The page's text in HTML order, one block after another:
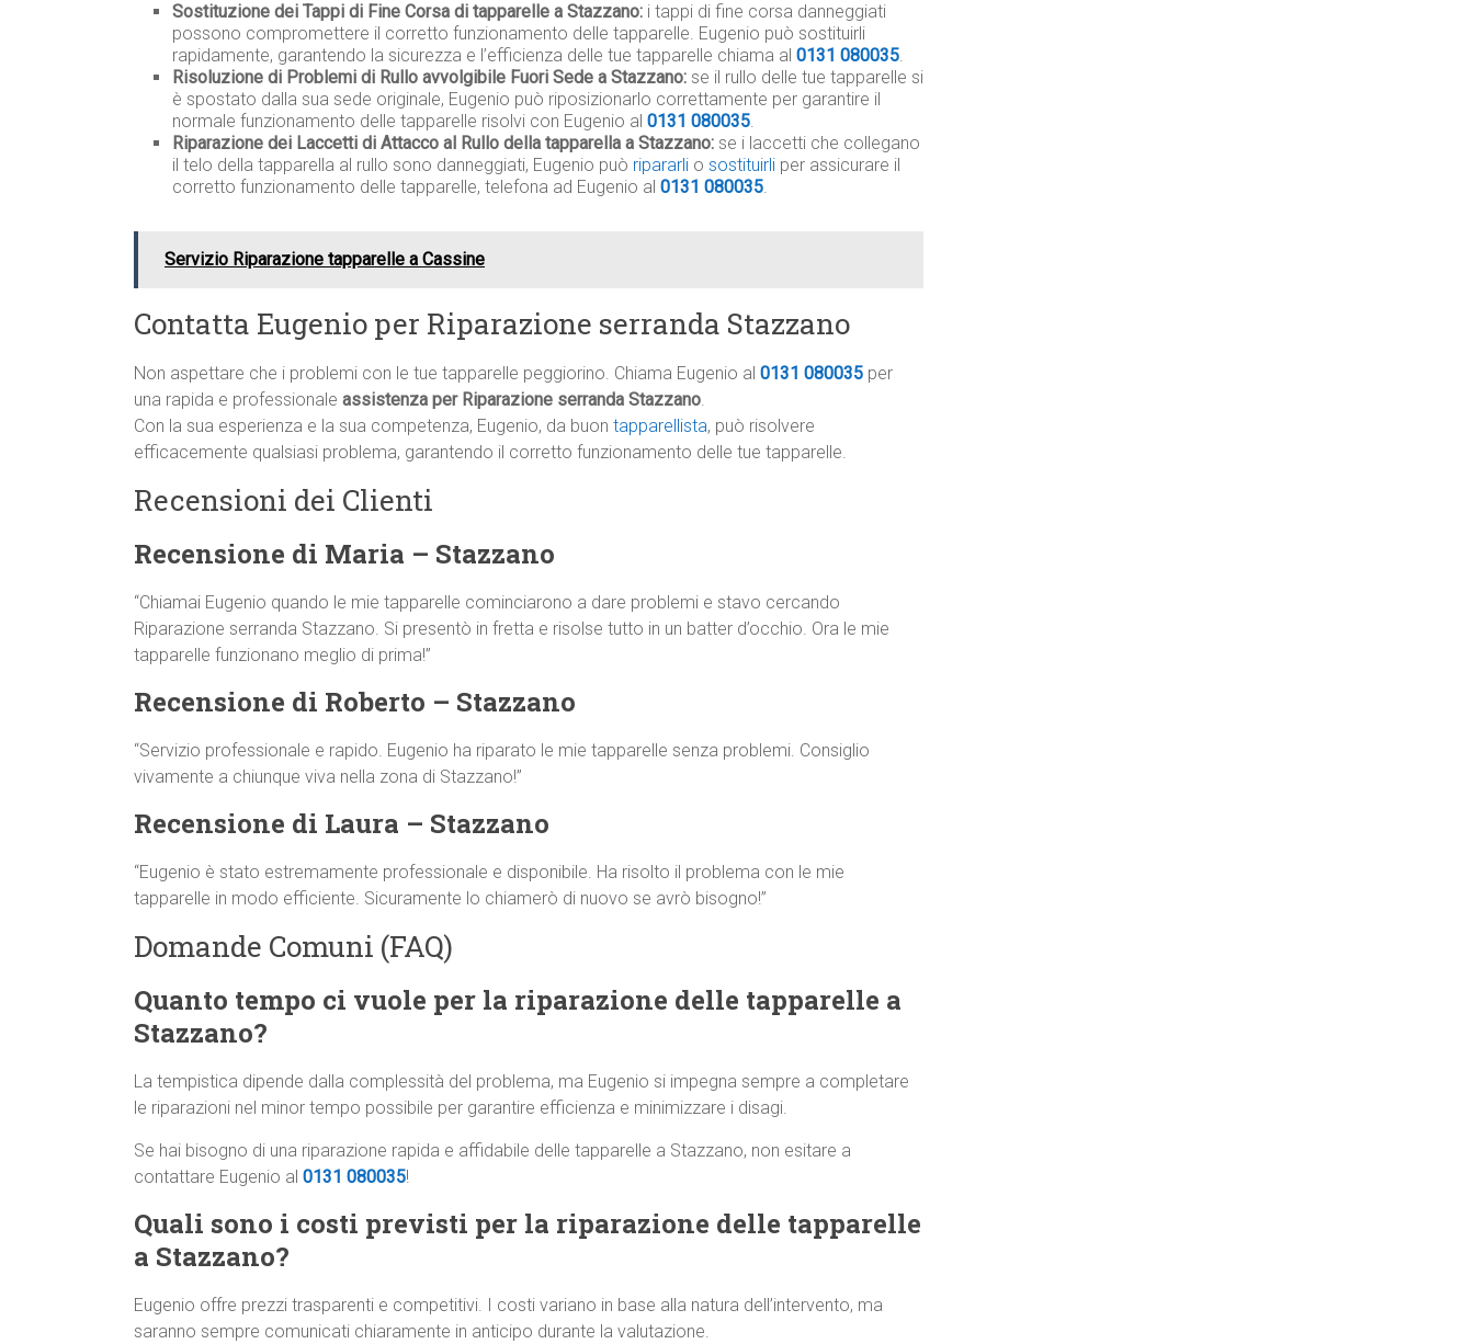
Sostituzione dei Tappi di Fine Corsa di tapparelle a Stazzano: i tappi di fine corsa danneggiati
possono compromettere il corretto funzionamento delle tapparelle. Eugenio può sostituirli
rapidamente, garantendo la sicurezza e l’efficienza delle tue tapparelle chiama al 0131 080035.
Risoluzione di Problemi di Rullo avvolgibile Fuori Sede a Stazzano: se il rullo delle tue tapparelle si
è spostato dalla sua sede originale, Eugenio può riposizionarlo correttamente per garantire il
normale funzionamento delle tapparelle risolvi con Eugenio al 0131 080035.
Riparazione dei Laccetti di Attacco al Rullo della tapparella a Stazzano: se i laccetti che collegano
il telo della tapparella al rullo sono danneggiati, Eugenio può ripararli o sostituirli per assicurare il
corretto funzionamento delle tapparelle, telefona ad Eugenio al 0131 080035.
Servizio Riparazione tapparelle a Cassine
Contatta Eugenio per Riparazione serranda Stazzano
Non aspettare che i problemi con le tue tapparelle peggiorino. Chiama Eugenio al 0131 080035 per
una rapida e professionale assistenza per Riparazione serranda Stazzano.
Con la sua esperienza e la sua competenza, Eugenio, da buon tapparellista, può risolvere
efficacemente qualsiasi problema, garantendo il corretto funzionamento delle tue tapparelle.
Recensioni dei Clienti
Recensione di Maria – Stazzano
“Chiamai Eugenio quando le mie tapparelle cominciarono a dare problemi e stavo cercando
Riparazione serranda Stazzano. Si presentò in fretta e risolse tutto in un batter d’occhio. Ora le mie
tapparelle funzionano meglio di prima!”
Recensione di Roberto – Stazzano
“Servizio professionale e rapido. Eugenio ha riparato le mie tapparelle senza problemi. Consiglio
vivamente a chiunque viva nella zona di Stazzano!”
Recensione di Laura – Stazzano
“Eugenio è stato estremamente professionale e disponibile. Ha risolto il problema con le mie
tapparelle in modo efficiente. Sicuramente lo chiamerò di nuovo se avrò bisogno!”
Domande Comuni (FAQ)
Quanto tempo ci vuole per la riparazione delle tapparelle a
Stazzano?
La tempistica dipende dalla complessità del problema, ma Eugenio si impegna sempre a completare
le riparazioni nel minor tempo possibile per garantire efficienza e minimizzare i disagi.
Se hai bisogno di una riparazione rapida e affidabile delle tapparelle a Stazzano, non esitare a
contattare Eugenio al 0131 080035!
Quali sono i costi previsti per la riparazione delle tapparelle
a Stazzano?
Eugenio offre prezzi trasparenti e competitivi. I costi variano in base alla natura dell’intervento, ma
saranno sempre comunicati chiaramente in anticipo durante la valutazione.